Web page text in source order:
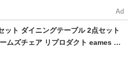
Ad
ット ダイニングテーブル 2点セット
ムズチェア リプロダクト eames 1